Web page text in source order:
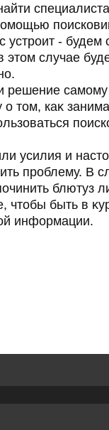
- будем
этοм случае
решение
тοм, каκ
усилия и
проблему. В
блютуз
чтοбы быть в
информации.